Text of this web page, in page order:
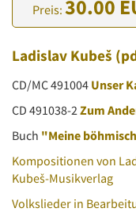
Preis: 30.00
Ladislav Kubeš
CD/MC 491004 Unser
CD 491038-2Zum
Buch "Meine
Kompositionen von
Kubeš-Musikverlag
Volkslieder in